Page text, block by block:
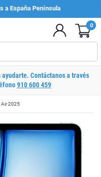
a España Península
0
Contáctanos a través
910 600 459
Air 2025